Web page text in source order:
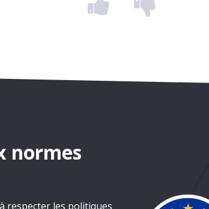
normes
respecter les politiques